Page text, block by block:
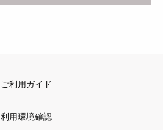
ご利用ガイド
利用環境確認